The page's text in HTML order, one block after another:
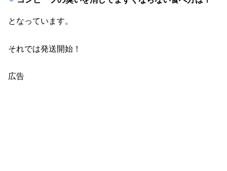
となっています。
それでは発送開始！
広告